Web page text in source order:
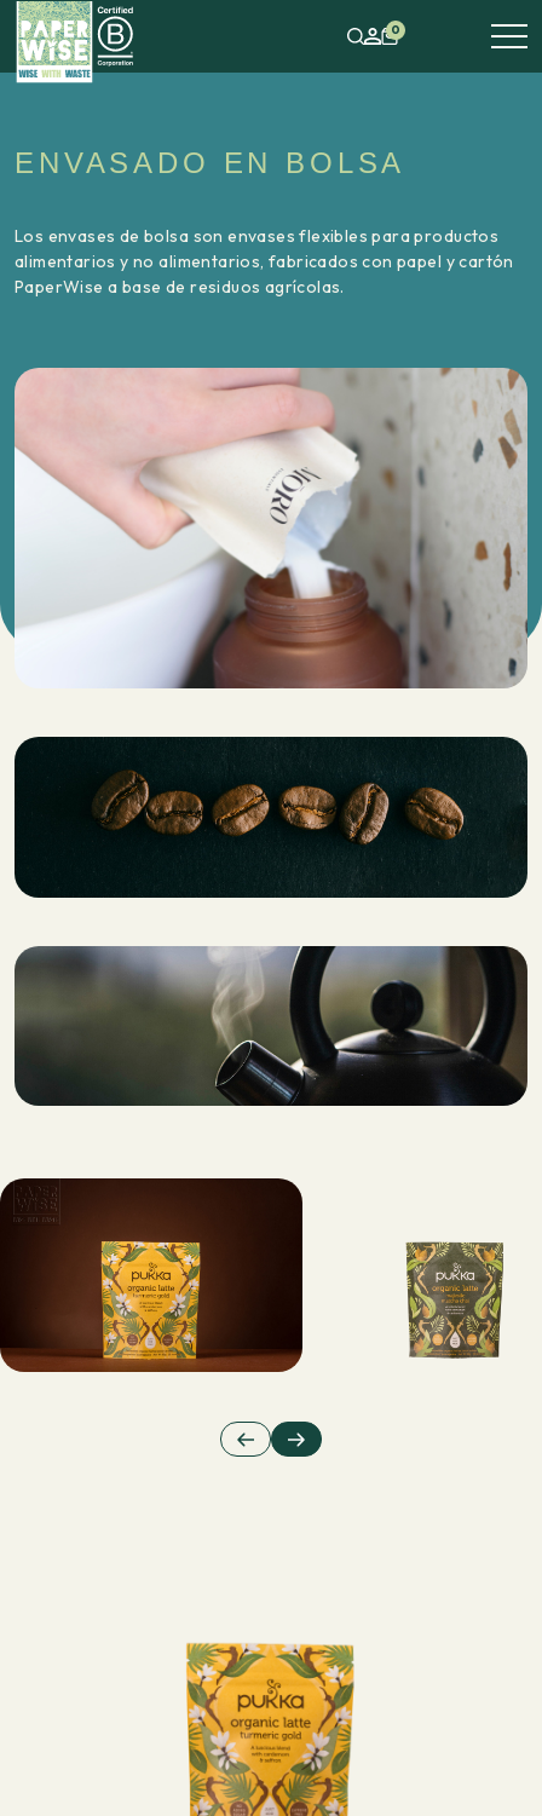
0
ENVASADO EN BOLSA
Los envases de bolsa son envases flexibles para productos
alimentarios y no alimentarios, fabricados con papel y cartón
PaperWise a base de residuos agrícolas.